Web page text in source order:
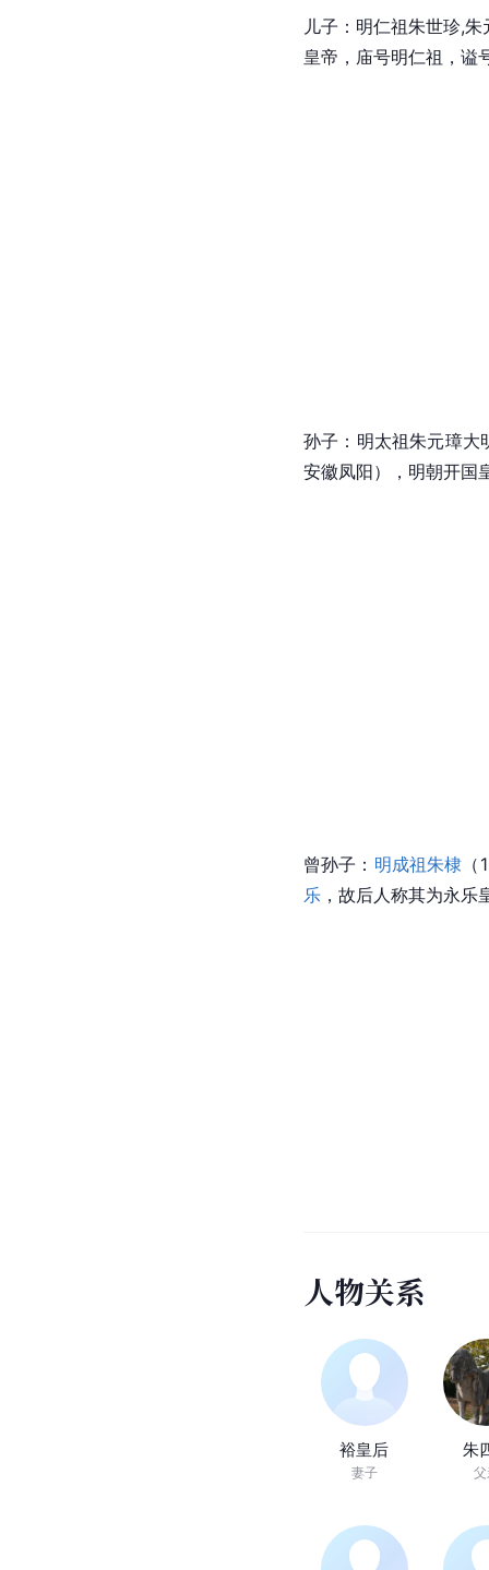
儿子： 明仁祖朱世珍,朱
皇帝，庙号明仁祖， 谥
孙子： 明太祖朱元璋大
安徽凤阳），明朝开国
曾孙子： 明成祖朱棣
乐 ，故后人称其为永乐
人物关系
裕皇后
妻子
朱